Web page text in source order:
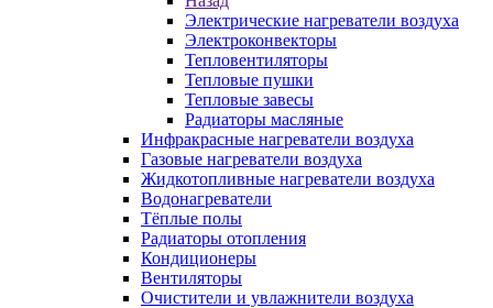
Электрические нагреватели воздуха
Электроконвекторы
Тепловентиляторы
Тепловые пушки
Тепловые завесы
Радиаторы масляные
Инфракрасные нагреватели воздуха
Газовые нагреватели воздуха
Жидкотопливные нагреватели воздуха
Водонагреватели
Тёплые полы
Радиаторы отопления
Кондиционеры
Вентиляторы
Очистители и увлажнители воздуха